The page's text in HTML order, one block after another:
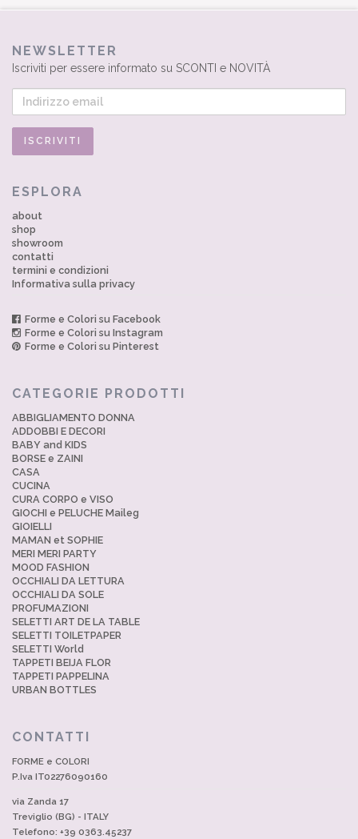
NEWSLETTER
Iscriviti per essere informato su SCONTI e NOVITÀ
ESPLORA
about
shop
showroom
contatti
termini e condizioni
Informativa sulla privacy
Forme e Colori su Facebook
Forme e Colori su Instagram
Forme e Colori su Pinterest
CATEGORIE PRODOTTI
ABBIGLIAMENTO DONNA
ADDOBBI E DECORI
BABY and KIDS
BORSE e ZAINI
CASA
CUCINA
CURA CORPO e VISO
GIOCHI e PELUCHE Maileg
GIOIELLI
MAMAN et SOPHIE
MERI MERI PARTY
MOOD FASHION
OCCHIALI DA LETTURA
OCCHIALI DA SOLE
PROFUMAZIONI
SELETTI ART DE LA TABLE
SELETTI TOILETPAPER
SELETTI World
TAPPETI BEIJA FLOR
TAPPETI PAPPELINA
URBAN BOTTLES
CONTATTI
FORME e COLORI
P.Iva IT02276090160
via Zanda 17
Treviglio (BG) - ITALY
Telefono: +39 0363.45237